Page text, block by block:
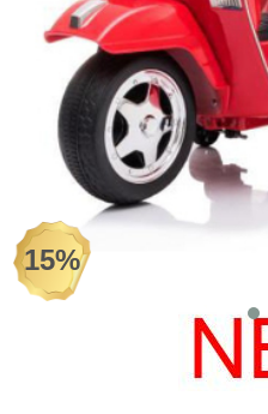
Posteljine, vrećice i baldahini
Odeća i obuća
Igračke za bebe i decu
AKCIJA
Prodavnica
15%